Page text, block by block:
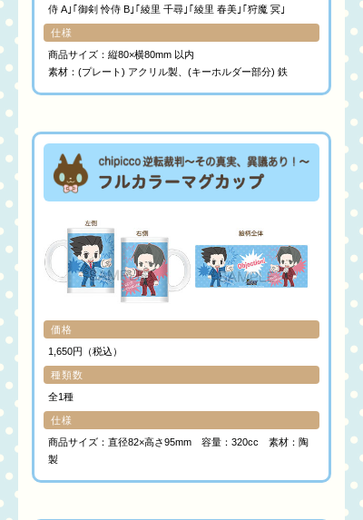
侍 A｣｢御剣 怜侍 B｣｢綾里 千尋｣｢綾里 春美｣｢狩魔 冥｣
仕様
商品サイズ：縦80×横80mm 以内
素材：(プレート) アクリル製、(キーホルダー部分) 鉄
価格
1,650円（税込）
種類数
全1種
仕様
商品サイズ：直径82×高さ95mm 容量：320cc 素材：陶
製